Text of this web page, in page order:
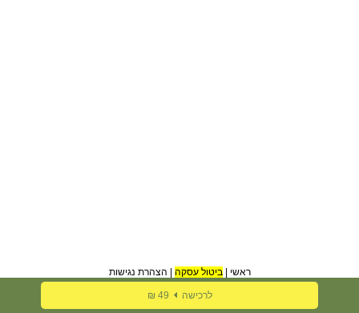
ראשי |ביטול עסקה הצהרת נגישות
לרכישה 49 ₪